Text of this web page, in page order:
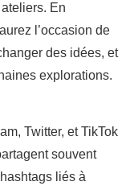
En
l’occasion de
des idées, et
explorations.
Twitter, et TikTok
souvent
liés à